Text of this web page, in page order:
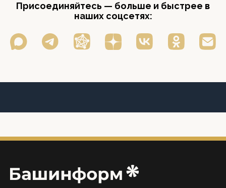
Присоединяйтесь — больше и быстрее в
наших соцсетях: